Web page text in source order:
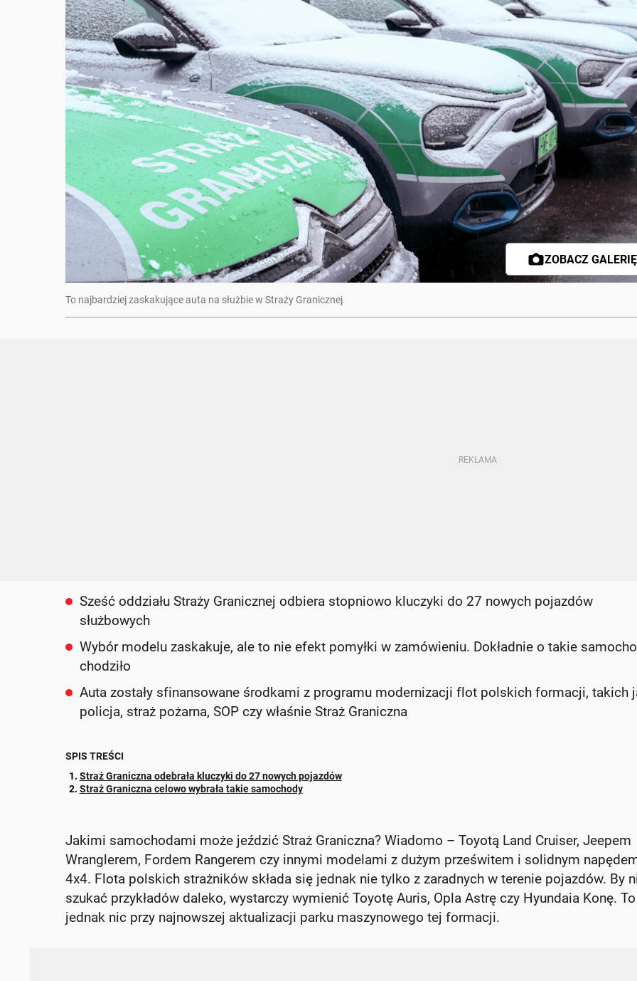
ZOBACZ
To najbardziej zaskakujące auta na służbie w Straży Granicznej
Sześć oddziału Straży Granicznej odbiera stopniowo kluczyki do 27 nowych pojazdów
służbowych
Wybór modelu zaskakuje, ale to nie efekt pomyłki w zamówieniu. Dokładnie o takie
chodziło
Auta zostały sfinansowane środkami z programu modernizacji flot polskich formacji, takich
policja, straż pożarna, SOP czy właśnie Straż Graniczna
SPIS TREŚCI
Straż Graniczna odebrała kluczyki do 27 nowych pojazdów
Straż Graniczna celowo wybrała takie samochody
Jakimi samochodami może jeździć Straż Graniczna? Wiadomo – Toyotą Land Cruiser, Jeepem
Wranglerem, Fordem Rangerem czy innymi modelami z dużym prześwitem i solidnym
4x4. Flota polskich strażników składa się jednak nie tylko z zaradnych w terenie pojazdów. By
szukać przykładów daleko, wystarczy wymienić Toyotę Auris, Opla Astrę czy Hyundaia Konę. To
jednak nic przy najnowszej aktualizacji parku maszynowego tej formacji.